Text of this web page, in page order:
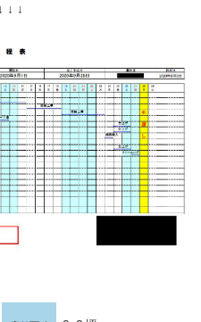
↓ ↓